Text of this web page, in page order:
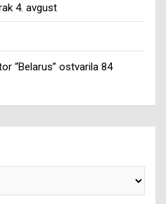
4. avgust
“Belarus” ostvarila 84